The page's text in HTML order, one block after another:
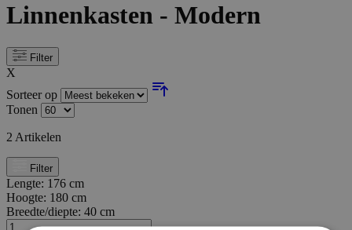
Linnenkasten - Modern
Filter
X
Sorteer op
Tonen
2 Artikelen
Filter
Lengte: 176 cm
Hoogte: 180 cm
Breedte/diepte: 40 cm